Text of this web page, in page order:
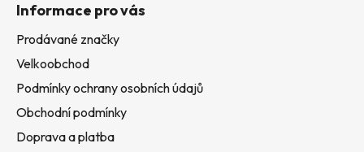
Informace pro vás
Prodávané značky
Velkoobchod
Podmínky ochrany osobních údajů
Obchodní podmínky
Doprava a platba